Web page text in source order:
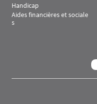
Handicap
Aides financières et sociale
s